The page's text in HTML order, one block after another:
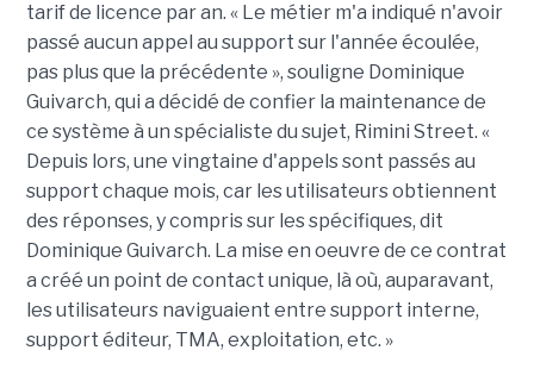
tarif de licence par an. « Le métier m'a indiqué n'avoir
passé aucun appel au support sur l'année écoulée,
pas plus que la précédente », souligne Dominique
Guivarch, qui a décidé de confier la maintenance de
ce système à un spécialiste du sujet, Rimini Street. «
Depuis lors, une vingtaine d'appels sont passés au
support chaque mois, car les utilisateurs obtiennent
des réponses, y compris sur les spécifiques, dit
Dominique Guivarch. La mise en oeuvre de ce contrat
a créé un point de contact unique, là où, auparavant,
les utilisateurs naviguaient entre support interne,
support éditeur, TMA, exploitation, etc. »